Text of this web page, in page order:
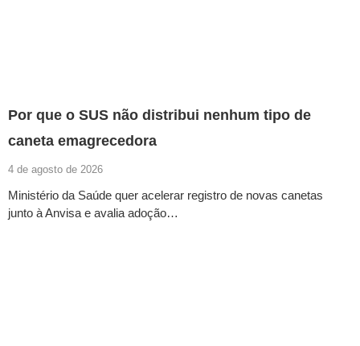
Por que o SUS não distribui nenhum tipo de
caneta emagrecedora
4 de agosto de 2026
Ministério da Saúde quer acelerar registro de novas canetas
junto à Anvisa e avalia adoção…